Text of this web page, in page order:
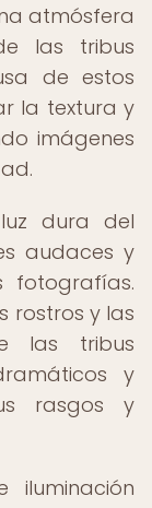
atmósfera
las tribus
de estos
la textura y
imágenes
dura del
audaces y
fotografías.
rostros y las
las tribus
y
rasgos y
iluminación